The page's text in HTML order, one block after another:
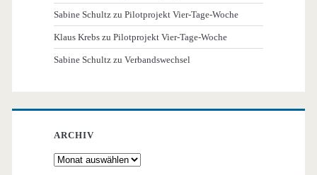
Sabine Schultz zuPilotprojekt Vier-Tage-Woche
Klaus Krebs zuPilotprojekt Vier-Tage-Woche
Sabine Schultz zuVerbandswechsel
ARCHIV
Archiv